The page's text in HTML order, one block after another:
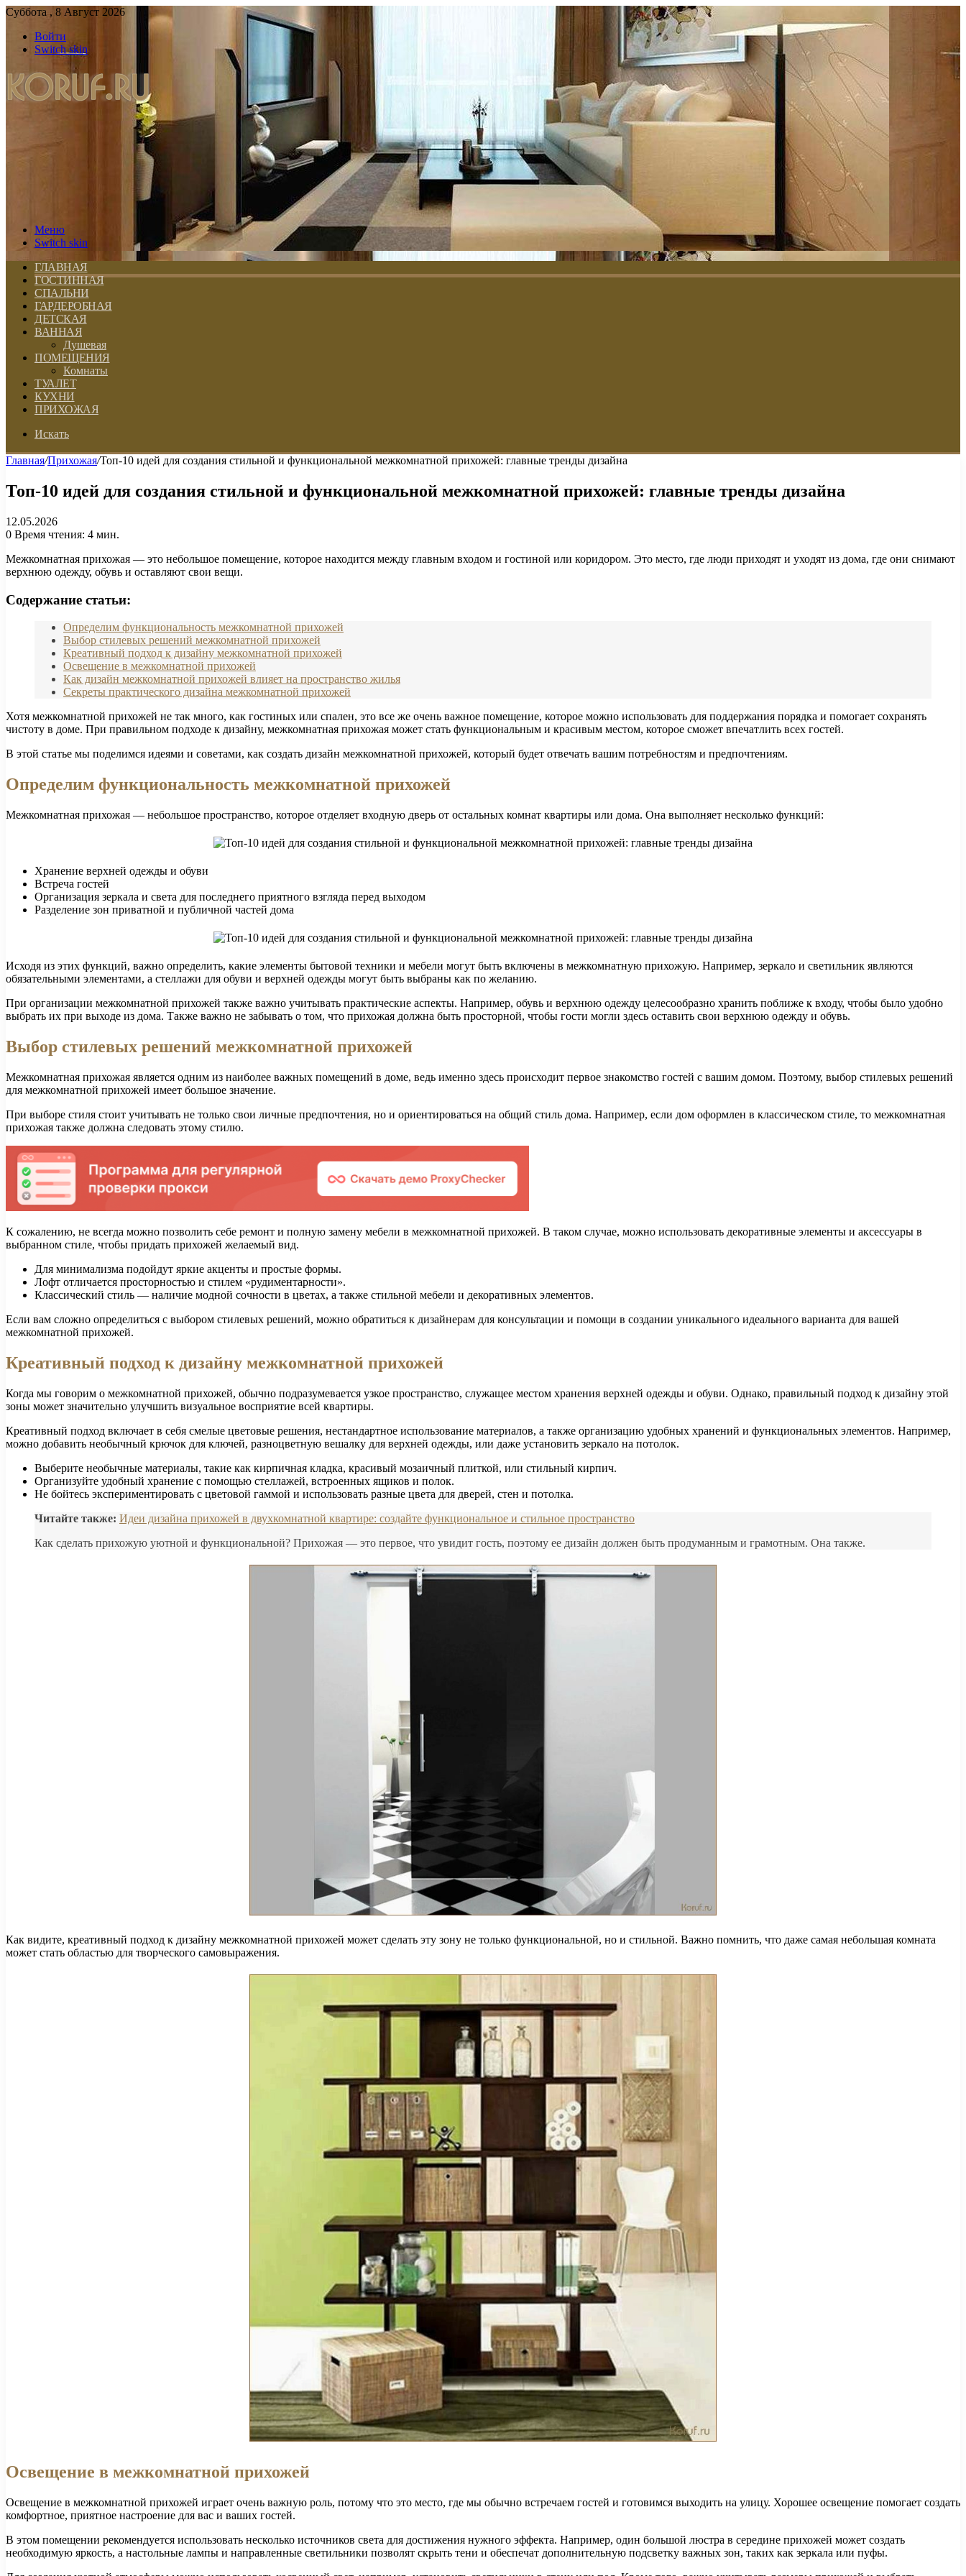
Суббота , 8 Август 2026
Войти
Switch skin
Меню
Switch skin
ГЛАВНАЯ
ГОСТИННАЯ
СПАЛЬНИ
ГАРДЕРОБНАЯ
ДЕТСКАЯ
ВАННАЯ
Душевая
ПОМЕЩЕНИЯ
Комнаты
ТУАЛЕТ
КУХНИ
ПРИХОЖАЯ
Искать
Главная/Прихожая/Топ-10 идей для создания стильной и функциональной межкомнатной прихожей: главные тренды дизайна
Топ-10 идей для создания стильной и функциональной межкомнатной прихожей: главные тренды дизайна
12.05.2026
0 Время чтения: 4 мин.
Межкомнатная прихожая — это небольшое помещение, которое находится между главным входом и гостиной или коридором. Это место, где люди приходят и уходят из дома, где они снимают
верхнюю одежду, обувь и оставляют свои вещи.
Содержание статьи:
Определим функциональность межкомнатной прихожей
Выбор стилевых решений межкомнатной прихожей
Креативный подход к дизайну межкомнатной прихожей
Освещение в межкомнатной прихожей
Как дизайн межкомнатной прихожей влияет на пространство жилья
Секреты практического дизайна межкомнатной прихожей
Хотя межкомнатной прихожей не так много, как гостиных или спален, это все же очень важное помещение, которое можно использовать для поддержания порядка и помогает сохранять
чистоту в доме. При правильном подходе к дизайну, межкомнатная прихожая может стать функциональным и красивым местом, которое сможет впечатлить всех гостей.
В этой статье мы поделимся идеями и советами, как создать дизайн межкомнатной прихожей, который будет отвечать вашим потребностям и предпочтениям.
Определим функциональность межкомнатной прихожей
Межкомнатная прихожая — небольшое пространство, которое отделяет входную дверь от остальных комнат квартиры или дома. Она выполняет несколько функций:
Хранение верхней одежды и обуви
Встреча гостей
Организация зеркала и света для последнего приятного взгляда перед выходом
Разделение зон приватной и публичной частей дома
Исходя из этих функций, важно определить, какие элементы бытовой техники и мебели могут быть включены в межкомнатную прихожую. Например, зеркало и светильник являются
обязательными элементами, а стеллажи для обуви и верхней одежды могут быть выбраны как по желанию.
При организации межкомнатной прихожей также важно учитывать практические аспекты. Например, обувь и верхнюю одежду целесообразно хранить поближе к входу, чтобы было удобно
выбрать их при выходе из дома. Также важно не забывать о том, что прихожая должна быть просторной, чтобы гости могли здесь оставить свои верхнюю одежду и обувь.
Выбор стилевых решений межкомнатной прихожей
Межкомнатная прихожая является одним из наиболее важных помещений в доме, ведь именно здесь происходит первое знакомство гостей с вашим домом. Поэтому, выбор стилевых решений
для межкомнатной прихожей имеет большое значение.
При выборе стиля стоит учитывать не только свои личные предпочтения, но и ориентироваться на общий стиль дома. Например, если дом оформлен в классическом стиле, то межкомнатная
прихожая также должна следовать этому стилю.
К сожалению, не всегда можно позволить себе ремонт и полную замену мебели в межкомнатной прихожей. В таком случае, можно использовать декоративные элементы и аксессуары в
выбранном стиле, чтобы придать прихожей желаемый вид.
Для минимализма подойдут яркие акценты и простые формы.
Лофт отличается просторностью и стилем «рудиментарности».
Классический стиль — наличие модной сочности в цветах, а также стильной мебели и декоративных элементов.
Если вам сложно определиться с выбором стилевых решений, можно обратиться к дизайнерам для консультации и помощи в создании уникального идеального варианта для вашей
межкомнатной прихожей.
Креативный подход к дизайну межкомнатной прихожей
Когда мы говорим о межкомнатной прихожей, обычно подразумевается узкое пространство, служащее местом хранения верхней одежды и обуви. Однако, правильный подход к дизайну этой
зоны может значительно улучшить визуальное восприятие всей квартиры.
Креативный подход включает в себя смелые цветовые решения, нестандартное использование материалов, а также организацию удобных хранений и функциональных элементов. Например,
можно добавить необычный крючок для ключей, разноцветную вешалку для верхней одежды, или даже установить зеркало на потолок.
Выберите необычные материалы, такие как кирпичная кладка, красивый мозаичный плиткой, или стильный кирпич.
Организуйте удобный хранение с помощью стеллажей, встроенных ящиков и полок.
Не бойтесь экспериментировать с цветовой гаммой и использовать разные цвета для дверей, стен и потолка.
Читайте также: Идеи дизайна прихожей в двухкомнатной квартире: создайте функциональное и стильное пространство
Как сделать прихожую уютной и функциональной? Прихожая — это первое, что увидит гость, поэтому ее дизайн должен быть продуманным и грамотным. Она также.
Как видите, креативный подход к дизайну межкомнатной прихожей может сделать эту зону не только функциональной, но и стильной. Важно помнить, что даже самая небольшая комната
может стать областью для творческого самовыражения.
Освещение в межкомнатной прихожей
Освещение в межкомнатной прихожей играет очень важную роль, потому что это место, где мы обычно встречаем гостей и готовимся выходить на улицу. Хорошее освещение помогает создать
комфортное, приятное настроение для вас и ваших гостей.
В этом помещении рекомендуется использовать несколько источников света для достижения нужного эффекта. Например, один большой люстра в середине прихожей может создать
необходимую яркость, а настольные лампы и направленные светильники позволят скрыть тени и обеспечат дополнительную подсветку важных зон, таких как зеркала или пуфы.